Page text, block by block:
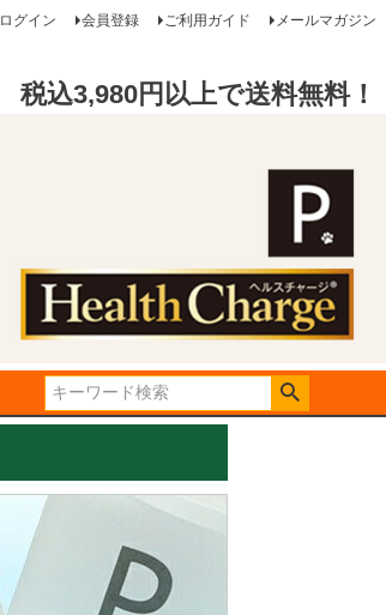
ログイン 会員登録 ご利用ガイド メールマガジン
税込3,980円以上で送料無料！